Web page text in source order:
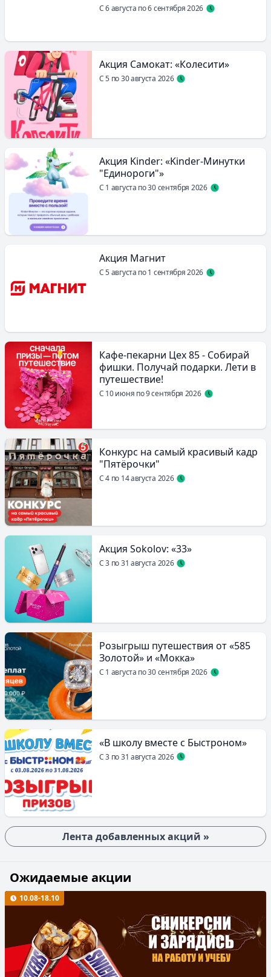
С 6 августа по 6 сентября 2026
Акция Самокат: «Колесити»
С 5 по 30 августа 2026
Акция Kinder: «Kinder-Минутки
"Единороги"»
С 1 августа по 30 сентября 2026
Акция Магнит
С 5 августа по 1 сентября 2026
Кафе-пекарни Цех 85 - Собирай
фишки. Получай подарки. Лети в
путешествие!
С 10 июня по 9 сентября 2026
Конкурс на самый красивый кадр
"Пятёрочки"
С 4 по 14 августа 2026
Акция Sokolov: «33»
С 3 по 31 августа 2026
Розыгрыш путешествия от «585
Золотой» и «Мокка»
С 1 августа по 30 сентября 2026
«В школу вместе с Быстроном»
С 3 по 31 августа 2026
Лента добавленных акций »
Ожидаемые акции
10.08-18.10